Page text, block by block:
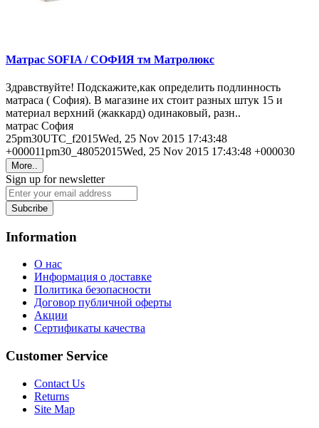
Матрас SOFIA / СОФИЯ тм Матролюкс
Здравствуйте! Подскажите,как определить подлинность
матраса ( София). В магазине их стоит разных штук 15 и
материал верхний (жаккард) одинаковый, разн..
матрас София
25pm30UTC_f2015Wed, 25 Nov 2015 17:43:48
+000011pm30_48052015Wed, 25 Nov 2015 17:43:48 +000030
More..
Sign up for newsletter
Subcribe
Information
О нас
Информация о доставке
Политика безопасности
Договор публичной оферты
Акции
Сертификаты качества
Customer Service
Contact Us
Returns
Site Map